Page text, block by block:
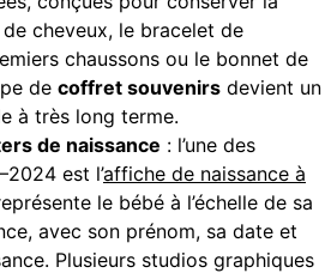
cheveux, le bracelet de
chaussons ou le bonnet de
de coffret souvenirs devient un
à très long terme.
de naissance : l’une des
est l’affiche de naissance à
le bébé à l’échelle de sa
avec son prénom, sa date et
Plusieurs studios graphiques